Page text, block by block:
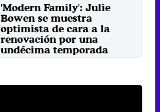
'Modern Family': Julie
Bowen se muestra
optimista de cara a la
renovación por una
undécima temporada
Domingo 23 Diciembre 2018 12:08